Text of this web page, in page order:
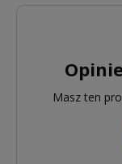
Masz ten